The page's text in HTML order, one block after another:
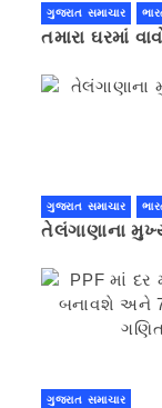
ગુજરાત સમાચાર
તમારા ઘરમાં
ગુજરાત સમાચાર
તેલંગાણાના
ગુજરાત સમાચાર